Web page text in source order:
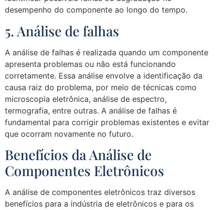
desempenho do componente ao longo do tempo.
5. Análise de falhas
A análise de falhas é realizada quando um componente
apresenta problemas ou não está funcionando
corretamente. Essa análise envolve a identificação da
causa raiz do problema, por meio de técnicas como
microscopia eletrônica, análise de espectro,
termografia, entre outras. A análise de falhas é
fundamental para corrigir problemas existentes e evitar
que ocorram novamente no futuro.
Benefícios da Análise de
Componentes Eletrônicos
A análise de componentes eletrônicos traz diversos
benefícios para a indústria de eletrônicos e para os